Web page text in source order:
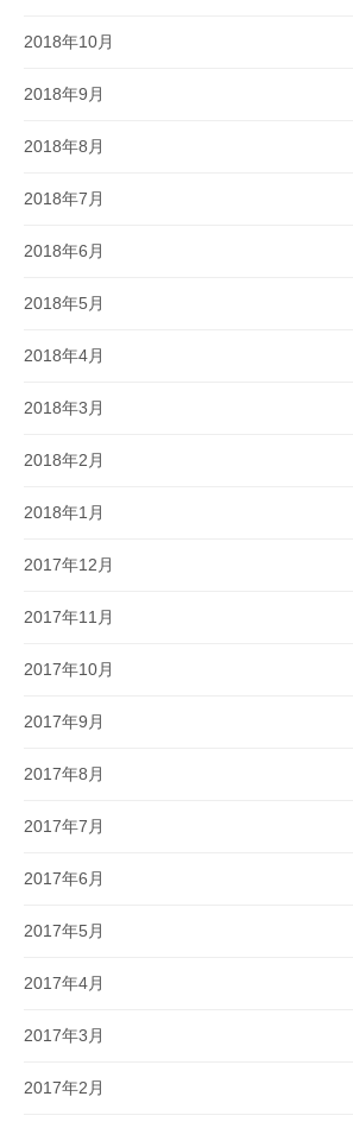
2018年10月
2018年9月
2018年8月
2018年7月
2018年6月
2018年5月
2018年4月
2018年3月
2018年2月
2018年1月
2017年12月
2017年11月
2017年10月
2017年9月
2017年8月
2017年7月
2017年6月
2017年5月
2017年4月
2017年3月
2017年2月